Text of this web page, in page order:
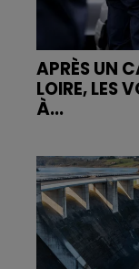
APRÈS UN
LOIRE, LES
À...